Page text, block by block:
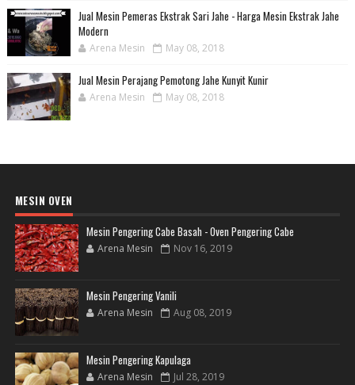
Jual Mesin Pemeras Ekstrak Sari Jahe - Harga Mesin Ekstrak Jahe
Modern
Arena Mesin May 08, 2018
Jual Mesin Perajang Pemotong Jahe Kunyit Kunir
Arena Mesin May 08, 2018
MESIN OVEN
Mesin Pengering Cabe Basah - Oven Pengering Cabe
Arena Mesin Nov 16, 2019
Mesin Pengering Vanili
Arena Mesin Aug 08, 2019
Mesin Pengering Kapulaga
Arena Mesin Jul 28, 2019